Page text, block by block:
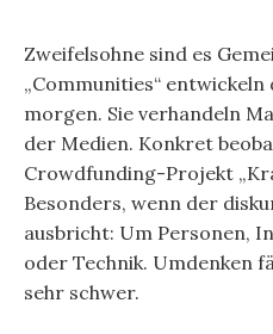
Zweifelsohne sind es
„Communities“
morgen. Sie verhandeln
der Medien. Konkret
Crowdfunding-Projekt
Besonders, wenn der
ausbricht: Um Personen,
oder Technik. Umdenken
sehr schwer.